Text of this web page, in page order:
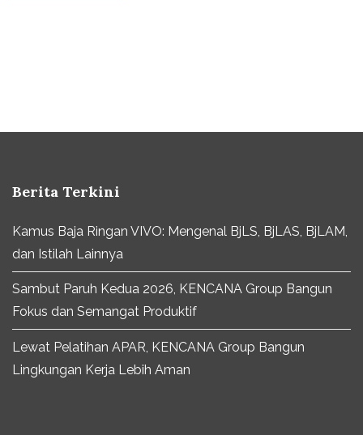
Berita Terkini
Kamus Baja Ringan VIVO: Mengenal BjLS, BjLAS, BjLAM,
dan Istilah Lainnya
Sambut Paruh Kedua 2026, KENCANA Group Bangun
Fokus dan Semangat Produktif
Lewat Pelatihan APAR, KENCANA Group Bangun
Lingkungan Kerja Lebih Aman